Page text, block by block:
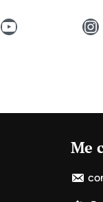
YouTube Instagram
Me